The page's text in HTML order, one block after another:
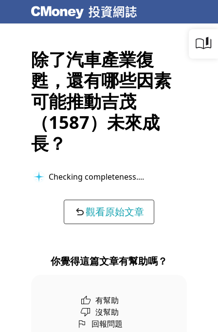
除了汽車產業復
甦，還有哪些因素
可能推動吉茂
（1587）未來成
長？
Checking completeness...
觀看原始文章
你覺得這篇文章有幫助嗎？
有幫助
沒幫助
回報問題